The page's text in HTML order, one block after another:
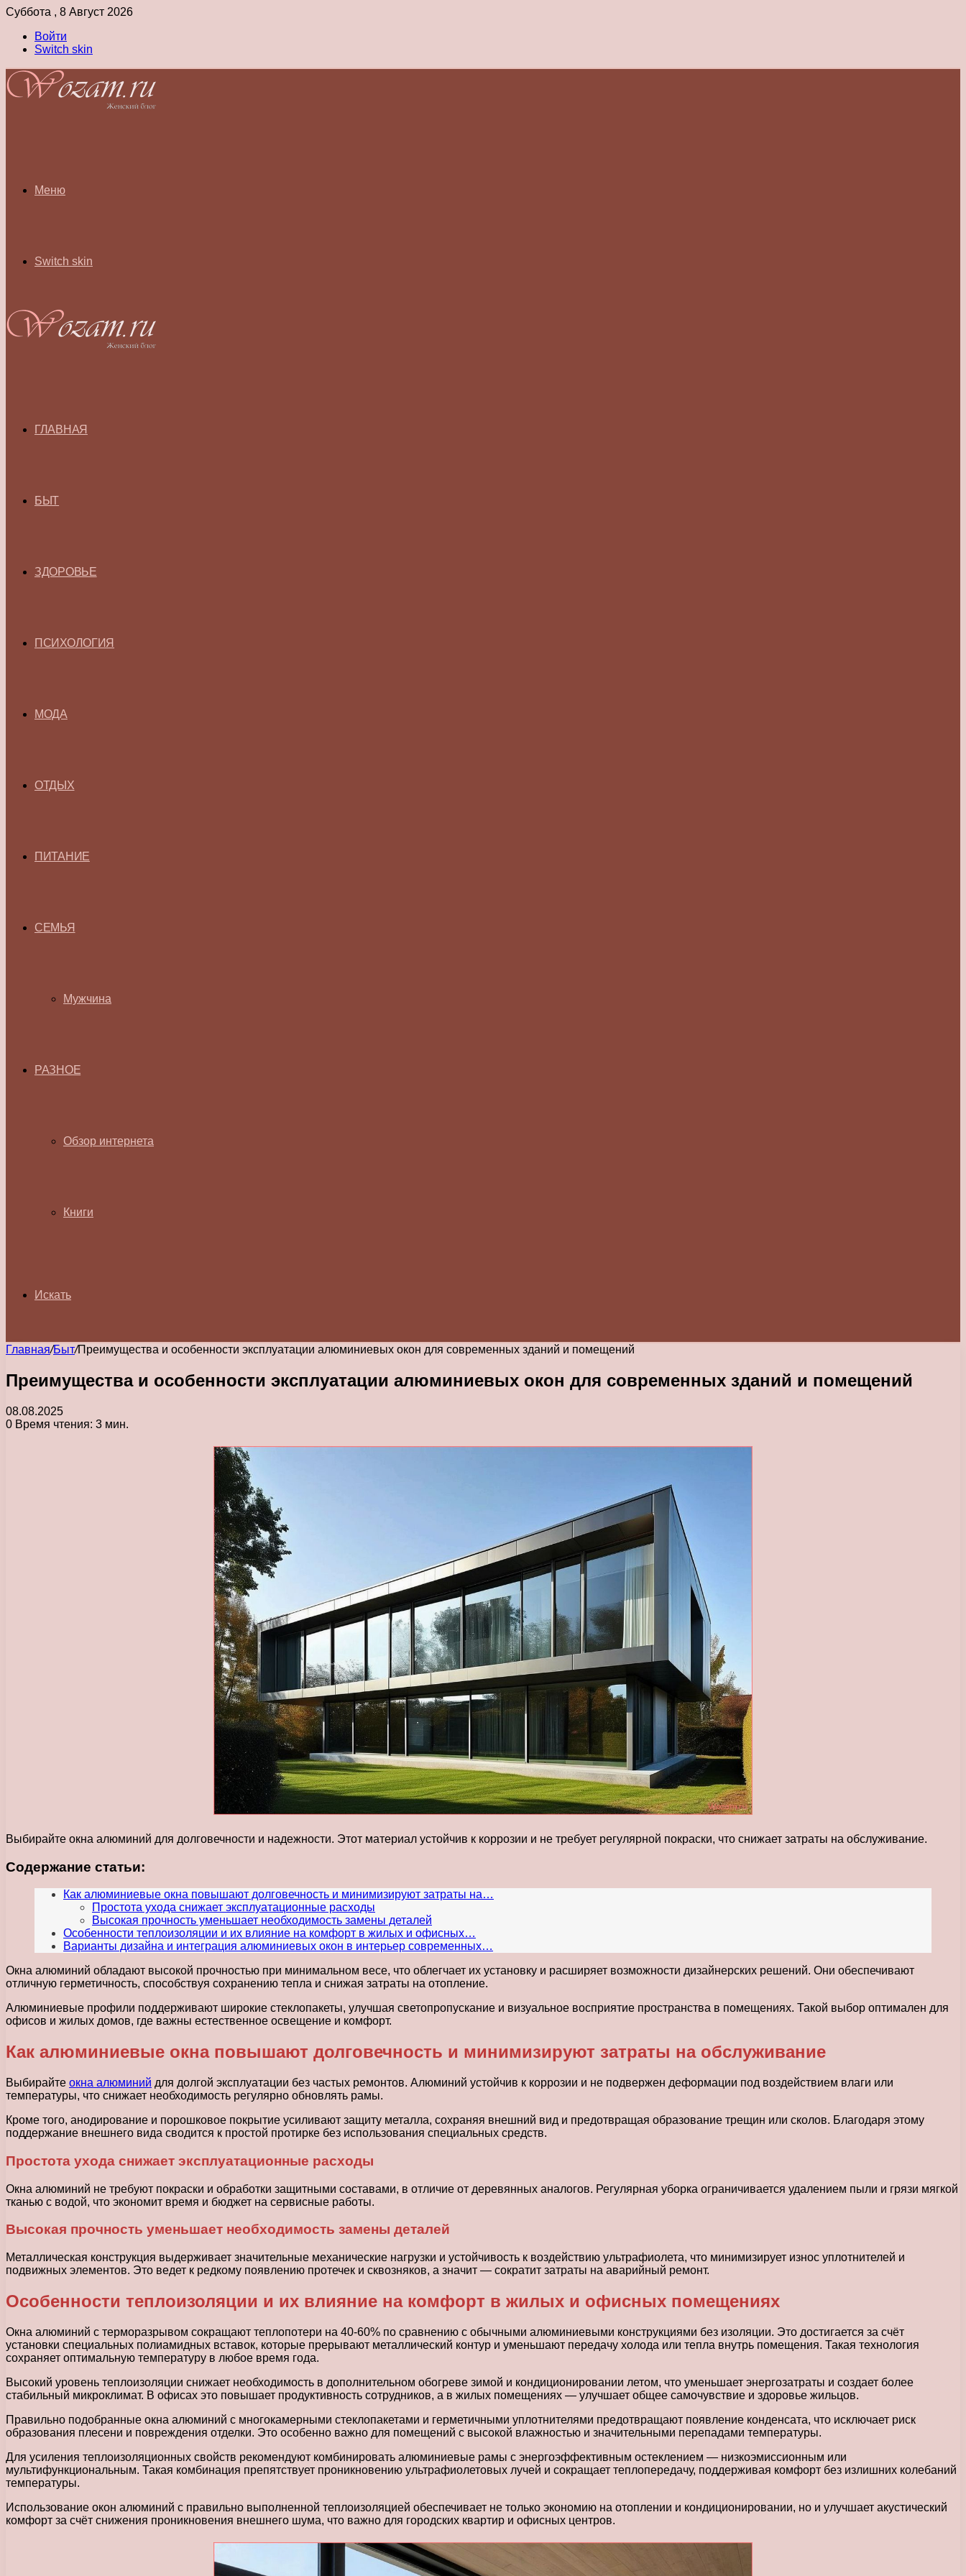
Суббота , 8 Август 2026
Войти
Switch skin
Меню
Switch skin
ГЛАВНАЯ
БЫТ
ЗДОРОВЬЕ
ПСИХОЛОГИЯ
МОДА
ОТДЫХ
ПИТАНИЕ
СЕМЬЯ
Мужчина
РАЗНОЕ
Обзор интернета
Книги
Искать
Главная/Быт/Преимущества и особенности эксплуатации алюминиевых окон для современных зданий и помещений
Преимущества и особенности эксплуатации алюминиевых окон для современных зданий и помещений
08.08.2025
0 Время чтения: 3 мин.
Выбирайте окна алюминий для долговечности и надежности. Этот материал устойчив к коррозии и не требует регулярной покраски, что снижает затраты на обслуживание.
Содержание статьи:
Как алюминиевые окна повышают долговечность и минимизируют затраты на…
Простота ухода снижает эксплуатационные расходы
Высокая прочность уменьшает необходимость замены деталей
Особенности теплоизоляции и их влияние на комфорт в жилых и офисных…
Варианты дизайна и интеграция алюминиевых окон в интерьер современных…
Окна алюминий обладают высокой прочностью при минимальном весе, что облегчает их установку и расширяет возможности дизайнерских решений. Они обеспечивают
отличную герметичность, способствуя сохранению тепла и снижая затраты на отопление.
Алюминиевые профили поддерживают широкие стеклопакеты, улучшая светопропускание и визуальное восприятие пространства в помещениях. Такой выбор оптимален для
офисов и жилых домов, где важны естественное освещение и комфорт.
Как алюминиевые окна повышают долговечность и минимизируют затраты на обслуживание
Выбирайте окна алюминий для долгой эксплуатации без частых ремонтов. Алюминий устойчив к коррозии и не подвержен деформации под воздействием влаги или
температуры, что снижает необходимость регулярно обновлять рамы.
Кроме того, анодирование и порошковое покрытие усиливают защиту металла, сохраняя внешний вид и предотвращая образование трещин или сколов. Благодаря этому
поддержание внешнего вида сводится к простой протирке без использования специальных средств.
Простота ухода снижает эксплуатационные расходы
Окна алюминий не требуют покраски и обработки защитными составами, в отличие от деревянных аналогов. Регулярная уборка ограничивается удалением пыли и грязи мягкой
тканью с водой, что экономит время и бюджет на сервисные работы.
Высокая прочность уменьшает необходимость замены деталей
Металлическая конструкция выдерживает значительные механические нагрузки и устойчивость к воздействию ультрафиолета, что минимизирует износ уплотнителей и
подвижных элементов. Это ведет к редкому появлению протечек и сквозняков, а значит — сократит затраты на аварийный ремонт.
Особенности теплоизоляции и их влияние на комфорт в жилых и офисных помещениях
Окна алюминий с терморазрывом сокращают теплопотери на 40-60% по сравнению с обычными алюминиевыми конструкциями без изоляции. Это достигается за счёт
установки специальных полиамидных вставок, которые прерывают металлический контур и уменьшают передачу холода или тепла внутрь помещения. Такая технология
сохраняет оптимальную температуру в любое время года.
Высокий уровень теплоизоляции снижает необходимость в дополнительном обогреве зимой и кондиционировании летом, что уменьшает энергозатраты и создает более
стабильный микроклимат. В офисах это повышает продуктивность сотрудников, а в жилых помещениях — улучшает общее самочувствие и здоровье жильцов.
Правильно подобранные окна алюминий с многокамерными стеклопакетами и герметичными уплотнителями предотвращают появление конденсата, что исключает риск
образования плесени и повреждения отделки. Это особенно важно для помещений с высокой влажностью и значительными перепадами температуры.
Для усиления теплоизоляционных свойств рекомендуют комбинировать алюминиевые рамы с энергоэффективным остеклением — низкоэмиссионным или
мультифункциональным. Такая комбинация препятствует проникновению ультрафиолетовых лучей и сокращает теплопередачу, поддерживая комфорт без излишних колебаний
температуры.
Использование окон алюминий с правильно выполненной теплоизоляцией обеспечивает не только экономию на отоплении и кондиционировании, но и улучшает акустический
комфорт за счёт снижения проникновения внешнего шума, что важно для городских квартир и офисных центров.